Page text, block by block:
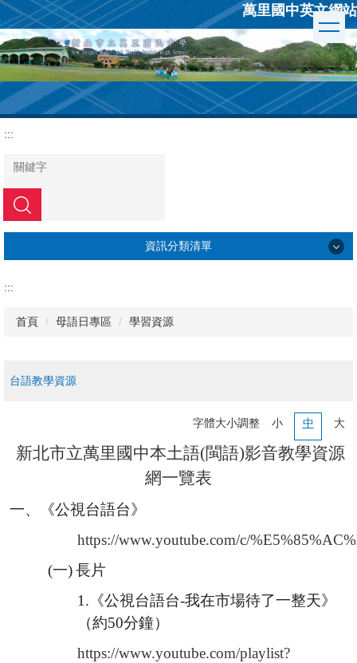
跳
到
主
要
容
區
萬里國中英文網站
:::
搜尋
資訊分類清單
行政組織
新生專區
獎助學金申請
:::
首頁 母語日專區 學習資源
台語教學資源
字體大小調整 小 中 大
新北市立萬里 國中本土語(閩語)影音教學資源
網一覽表
一、
《公視台語台》
https://www.youtube.com/c/
(一)長片
1. 《公視台語台-我在市場待了一整天》
（約50分鐘）
https://www.youtube.com/playlist?